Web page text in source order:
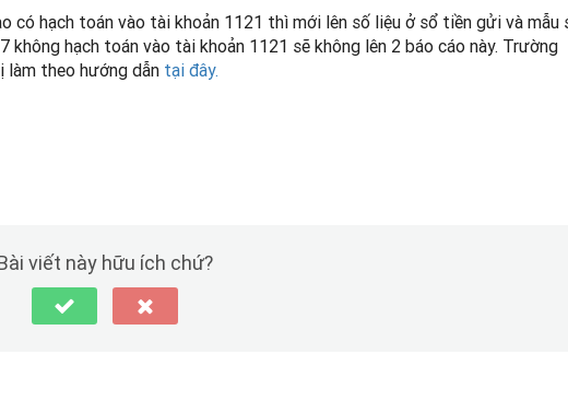
có hạch toán vào tài khoản 1121 thì mới lên số liệu ở sổ tiền gửi và mẫu
không hạch toán vào tài khoản 1121 sẽ không lên 2 báo cáo này. Trường
làm theo hướng dẫn tại đây.
viết này hữu ích chứ?